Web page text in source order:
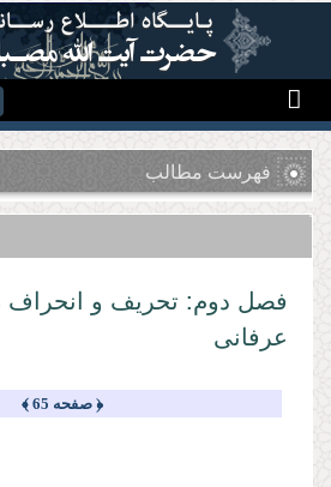
رفتن به محتوای اصلی
فهرست مطالب
فصل دوم: تحریف و انحراف
عرفانى
﴿ صفحه 65 ﴾